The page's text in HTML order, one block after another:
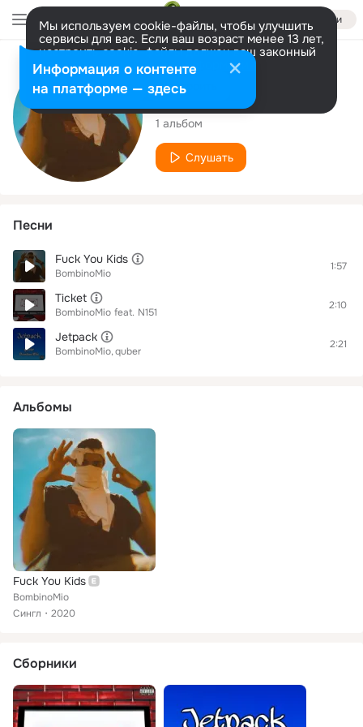
Войти
Мы используем cookie-файлы, чтобы улучшить
сервисы для вас. Если ваш возраст менее 13 лет,
настроить cookie-файлы должен ваш законный
представитель. Больше информации
Разрешить все Настроить
Исполнитель
BombinoMio
1 альбом
Слушать
Песни
Fuck You Kids
BombinoMio
1:57
Ticket
BombinoMio feat. N151
2:10
Jetpack
BombinoMio quber
2:21
Альбомы
Fuck You Kids
BombinoMio
Сингл
2020
Сборники
Информация о контенте
на платформе — здесь